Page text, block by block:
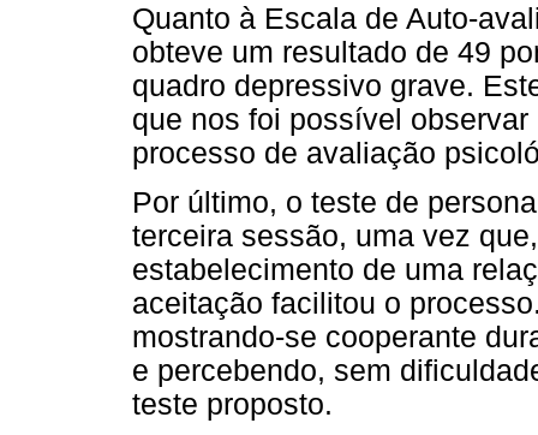
Quanto à Escala de Auto-
obteve um resultado de 49
quadro depressivo grave.
que nos foi possível
processo de avaliação
Por último, o teste de
terceira sessão, uma vez
estabelecimento de uma
aceitação facilitou o
mostrando-se cooperante
e percebendo, sem
teste proposto.